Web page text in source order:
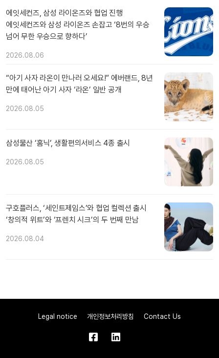
에잇세컨즈, 삼성 라이온즈와 협업 진행
에잇세컨즈와 삼성 라이온즈 손잡고 ‘8번의 우승
넘어 무한 우승으로 향하다’
2026.08.06
“아기 사자 라온이 만나러 오세요!” 에버랜드, 8년
만에 태어난 아기 사자 ‘라온’ 일반 공개
2026.08.05
삼성물산 ‘홈닉’, 생활편의서비스 4종 출시
2026.08.05
구호플러스, ‘세인트제임스’와 협업 컬렉션 출시
‘창의적 위트’와 ‘프렌치 시크’의 두 번째 만남
2026.08.04
Legal notice 개인정보처리방침 Contact Us